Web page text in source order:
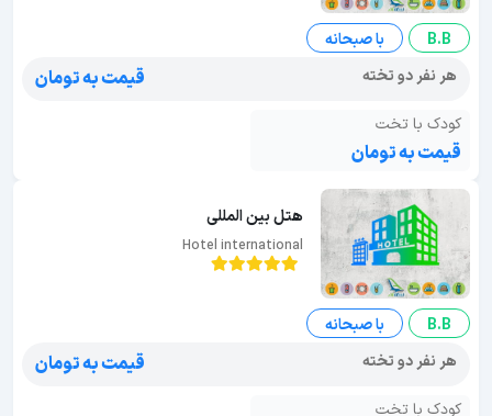
B.B
با صبحانه
هر نفر دو تخته
قیمت به تومان
کودک با تخت
قیمت به تومان
هتل بین المللی
Hotel international
B.B
با صبحانه
هر نفر دو تخته
قیمت به تومان
کودک با تخت